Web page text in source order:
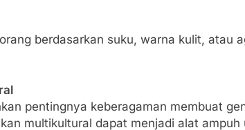
berdasarkan suku, warna kulit, atau
pentingnya keberagaman membuat
multikultural dapat menjadi alat